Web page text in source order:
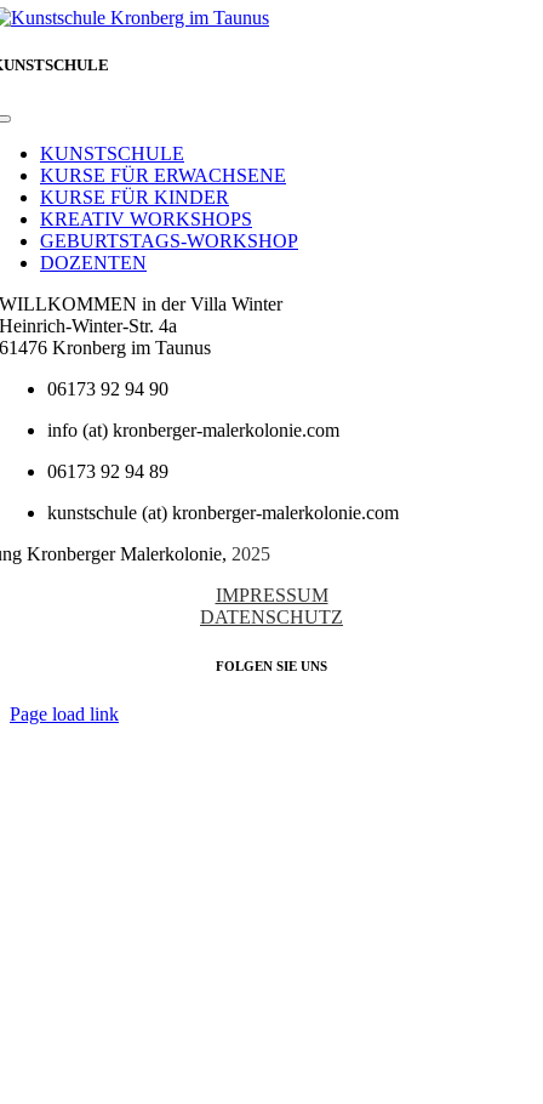
Toggle
NavigationKUNSTSCHULE
KURSE FÜR ERWACHSENE
KURSE FÜR KINDER
KREATIV WORKSHOPS
GEBURTSTAGS-WORKSHOP
DOZENTEN
WILLKOMMEN in der Villa Winter
Heinrich-Winter-Str. 4a
61476 Kronberg im Taunus
06173 92 94 90
info (at) kronberger-malerkolonie.com
06173 92 94 89
kunstschule (at) kronberger-malerkolonie.com
Kronberger Malerkolonie, 2025
IMPRESSUM
DATENSCHUTZ
FOLGEN SIE UNS
Page load link